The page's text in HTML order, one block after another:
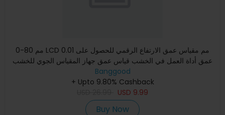
0-80 مم LCD 0.01 مم مقياس عمق الارتفاع الرقمي للحصول على
عمق أداة العمل في الخشب قياس عمق جهاز المقياس الجوي للخشب
المسط
Banggood
+ Upto 9.80% Cashback
USD 9.99
Buy Now